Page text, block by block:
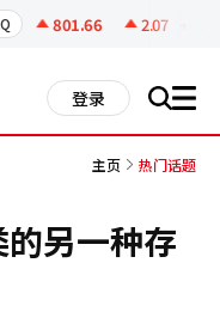
801.66 2.07 +0.26%
登录 搜 all
主页 热门话题
另一种存